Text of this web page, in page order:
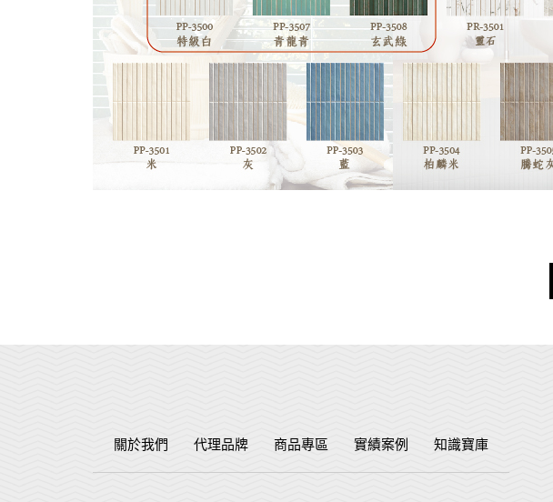
關於我們 代理品牌 商品專區 實績案例 知識寶庫